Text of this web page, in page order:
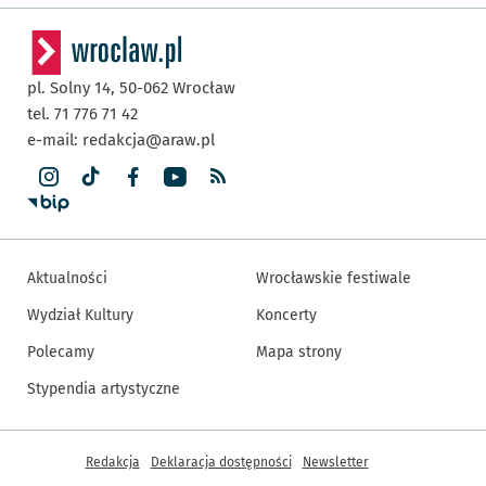
pl. Solny 14, 50-062 Wrocław
tel. 71 776 71 42
e-mail: redakcja@araw.pl
Aktualności
Wydział Kultury
Polecamy
Stypendia artystyczne
Wrocławskie festiwale
Koncerty
Mapa strony
Inne informacje
Redakcja Deklaracja dostępności Newsletter